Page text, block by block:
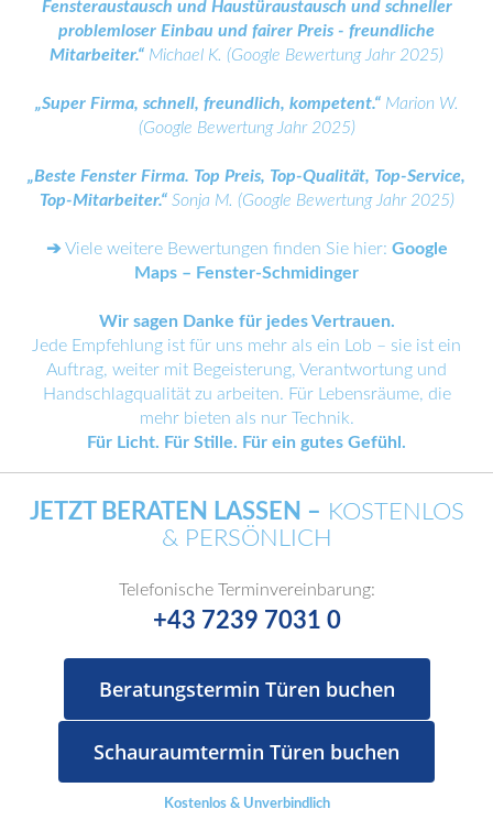
Fensteraustausch und Haustüraustausch und schneller
problemloser Einbau und fairer Preis - freundliche
Mitarbeiter.“ Michael K. (Google Bewertung Jahr 2025)
„Super Firma, schnell, freundlich, kompetent.“ Marion W.
(Google Bewertung Jahr 2025)
„Beste Fenster Firma. Top Preis, Top-Qualität, Top-Service,
Top-Mitarbeiter.“ Sonja M. (Google Bewertung Jahr 2025)
➔Viele weitere Bewertungen finden Sie hier: Google
Maps – Fenster-Schmidinger
Wir sagen Danke für jedes Vertrauen.
Jede Empfehlung ist für uns mehr als ein Lob – sie ist ein
Auftrag, weiter mit Begeisterung, Verantwortung und
Handschlagqualität zu arbeiten. Für Lebensräume, die
mehr bieten als nur Technik.
Für Licht. Für Stille. Für ein gutes Gefühl.
JETZT BERATEN LASSEN – KOSTENLOS
& PERSÖNLICH
Telefonische Terminvereinbarung:
+43 7239 7031 0
Beratungstermin Türen buchen
Schauraumtermin Türen buchen
Kostenlos & Unverbindlich